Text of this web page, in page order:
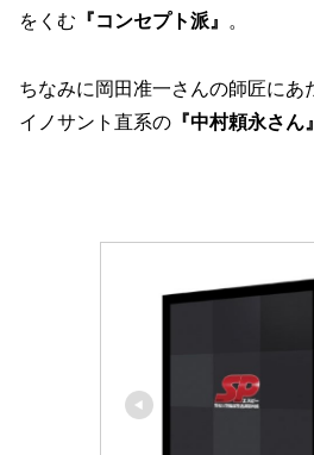
をくむ 『コンセプト派』 。
ちなみに岡田准一さんの師匠にあ
イノサント直系の 『中村頼永さん』